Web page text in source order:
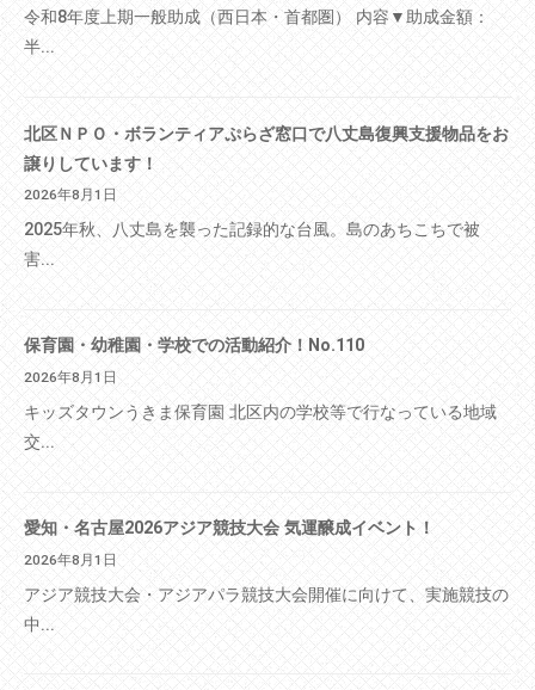
令和8年度上期一般助成（西日本・首都圏） 内容▼助成金額：
半...
北区ＮＰＯ・ボランティアぷらざ窓口で八丈島復興支援物品をお
譲りしています！
2026年8月1日
2025年秋、八丈島を襲った記録的な台風。島のあちこちで被
害...
保育園・幼稚園・学校での活動紹介！No.110
2026年8月1日
キッズタウンうきま保育園 北区内の学校等で行なっている地域
交...
愛知・名古屋2026アジア競技大会 気運醸成イベント！
2026年8月1日
アジア競技大会・アジアパラ競技大会開催に向けて、実施競技の
中...